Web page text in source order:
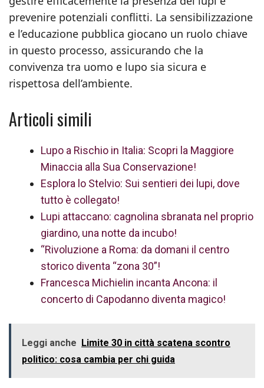
prevenire potenziali conflitti. La sensibilizzazione
e l’educazione pubblica giocano un ruolo chiave
in questo processo, assicurando che la
convivenza tra uomo e lupo sia sicura e
rispettosa dell’ambiente.
Articoli simili
Lupo a Rischio in Italia: Scopri la Maggiore
Minaccia alla Sua Conservazione!
Esplora lo Stelvio: Sui sentieri dei lupi, dove
tutto è collegato!
Lupi attaccano: cagnolina sbranata nel proprio
giardino, una notte da incubo!
“Rivoluzione a Roma: da domani il centro
storico diventa “zona 30”!
Francesca Michielin incanta Ancona: il
concerto di Capodanno diventa magico!
Leggi anche Limite 30 in città scatena scontro
politico: cosa cambia per chi guida